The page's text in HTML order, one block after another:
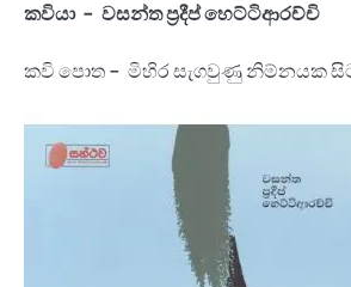
කවියා - වසන්ත ප්‍රදීප් හෙට්ටිආරච්චි
කවි පොත - මිහිර සැගවුණු නිම්නයක